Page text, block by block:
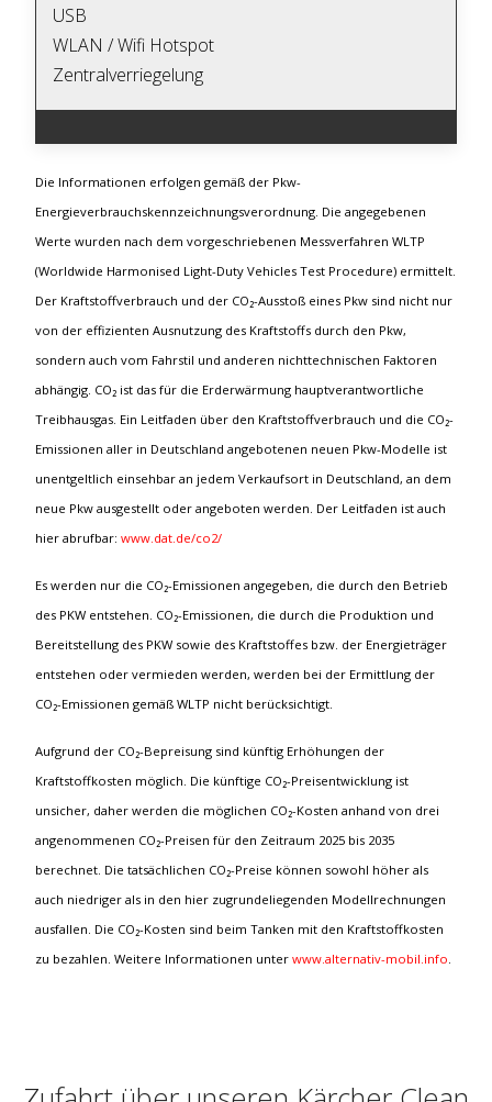
USB
WLAN / Wifi Hotspot
Zentralverriegelung
Die Informationen erfolgen gemäß der Pkw-
Energieverbrauchskennzeichnungsverordnung. Die angegebenen
Werte wurden nach dem vorgeschriebenen Messverfahren WLTP
(Worldwide Harmonised Light-Duty Vehicles Test Procedure) ermittelt.
Der Kraftstoffverbrauch und der CO₂-Ausstoß eines Pkw sind nicht nur
von der effizienten Ausnutzung des Kraftstoffs durch den Pkw,
sondern auch vom Fahrstil und anderen nichttechnischen Faktoren
abhängig. CO₂ ist das für die Erderwärmung hauptverantwortliche
Treibhausgas. Ein Leitfaden über den Kraftstoffverbrauch und die CO₂-
Emissionen aller in Deutschland angebotenen neuen Pkw-Modelle ist
unentgeltlich einsehbar an jedem Verkaufsort in Deutschland, an dem
neue Pkw ausgestellt oder angeboten werden. Der Leitfaden ist auch
hier abrufbar: www.dat.de/co2/
Es werden nur die CO₂-Emissionen angegeben, die durch den Betrieb
des PKW entstehen. CO₂-Emissionen, die durch die Produktion und
Bereitstellung des PKW sowie des Kraftstoffes bzw. der Energieträger
entstehen oder vermieden werden, werden bei der Ermittlung der
CO₂-Emissionen gemäß WLTP nicht berücksichtigt.
Aufgrund der CO₂-Bepreisung sind künftig Erhöhungen der
Kraftstoffkosten möglich. Die künftige CO₂-Preisentwicklung ist
unsicher, daher werden die möglichen CO₂-Kosten anhand von drei
angenommenen CO₂-Preisen für den Zeitraum 2025 bis 2035
berechnet. Die tatsächlichen CO₂-Preise können sowohl höher als
auch niedriger als in den hier zugrundeliegenden Modellrechnungen
ausfallen. Die CO₂-Kosten sind beim Tanken mit den Kraftstoffkosten
zu bezahlen. Weitere Informationen unter www.alternativ-mobil.info.